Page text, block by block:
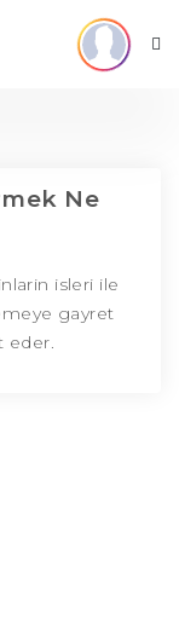
Ne
isleri ile
gayret
eder.